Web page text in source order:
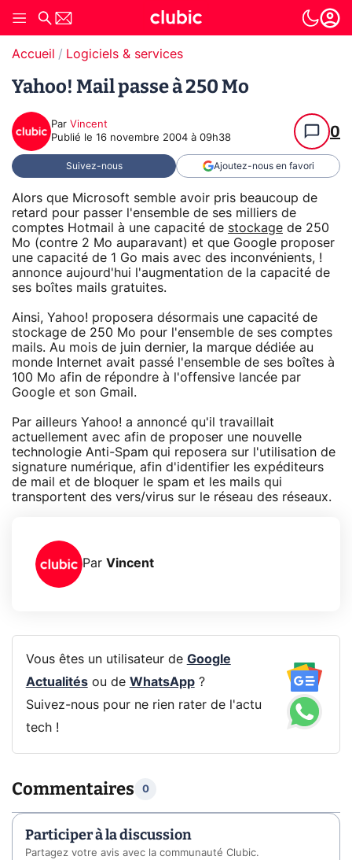
Accueil Logiciels & services
Yahoo! Mail passe à 250 Mo
Par Vincent
Publié le 16 novembre 2004 à 09h38 0
Suivez-nous Ajoutez-nous en favori
Alors que Microsoft semble avoir pris beaucoup de
retard pour passer l'ensemble de ses milliers de
comptes Hotmail à une capacité de stockage de 250
Mo (contre 2 Mo auparavant) et que Google proposer
une capacité de 1 Go mais avec des inconvénients, !
annonce aujourd'hui l'augmentation de la capacité de
ses boîtes mails gratuites.
Ainsi, Yahoo! proposera désormais une capacité de
stockage de 250 Mo pour l'ensemble de ses comptes
mails. Au mois de juin dernier, la marque dédiée au
monde Internet avait passé l'ensemble de ses boîtes à
100 Mo afin de répondre à l'offensive lancée par
Google et son Gmail.
Par ailleurs Yahoo! a annoncé qu'il travaillait
actuellement avec afin de proposer une nouvelle
technologie Anti-Spam qui reposera sur l'utilisation de
signature numérique, afin d'identifier les expéditeurs
de mail et de bloquer le spam et les mails qui
transportent des vers/virus sur le réseau des réseaux.
Par Vincent
Vous êtes un utilisateur de Google
Actualitésou de WhatsApp?
Suivez-nous pour ne rien rater de l'actu
tech !
Commentaires 0
Participer à la discussion
Partagez votre avis avec la communauté Clubic.